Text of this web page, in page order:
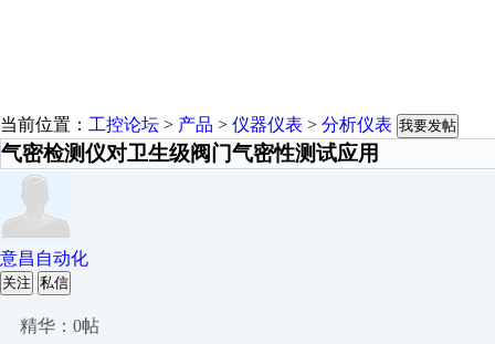
当前位置： 工控论坛 > 产品 > 仪器仪表 > 分析仪表 我要发帖
气密检测仪对卫生级阀门气密性测试应用
意昌自动化
关注 私信
精华：0帖